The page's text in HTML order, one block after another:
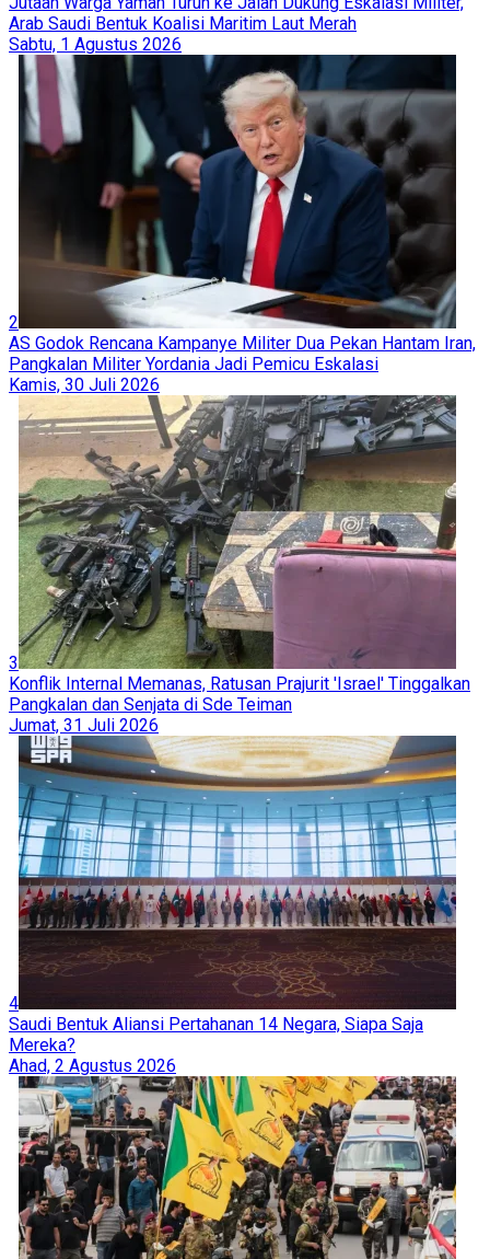
Arab Saudi Bentuk Koalisi Maritim Laut Merah
Sabtu, 1 Agustus 2026
2
AS Godok Rencana Kampanye Militer Dua Pekan Hantam Iran,
Pangkalan Militer Yordania Jadi Pemicu Eskalasi
Kamis, 30 Juli 2026
3
Konflik Internal Memanas, Ratusan Prajurit 'Israel' Tinggalkan
Pangkalan dan Senjata di Sde Teiman
Jumat, 31 Juli 2026
4
Saudi Bentuk Aliansi Pertahanan 14 Negara, Siapa Saja
Mereka?
Ahad, 2 Agustus 2026